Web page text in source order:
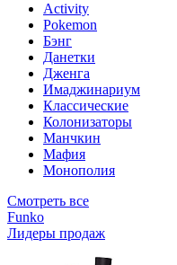
Activity
Pokemon
Бэнг
Данетки
Дженга
Имаджинариум
Классические
Колонизаторы
Манчкин
Мафия
Монополия
Смотреть все
Funko
Лидеры продаж